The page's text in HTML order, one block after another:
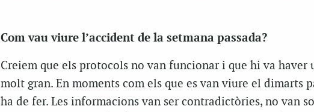
Com vau viure l’accident de la setmana passada?
Creiem que els protocols no van funcionar i que hi va haver
molt gran. En moments com els que es van viure el dimarts
ha de fer. Les informacions van ser contradictòries, no van